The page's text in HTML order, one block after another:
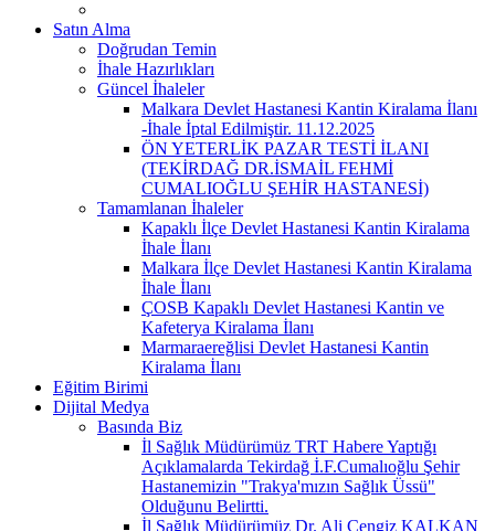
Satın Alma
Doğrudan Temin
İhale Hazırlıkları
Güncel İhaleler
Malkara Devlet Hastanesi Kantin Kiralama İlanı
-İhale İptal Edilmiştir. 11.12.2025
ÖN YETERLİK PAZAR TESTİ İLANI
(TEKİRDAĞ DR.İSMAİL FEHMİ
CUMALIOĞLU ŞEHİR HASTANESİ)
Tamamlanan İhaleler
Kapaklı İlçe Devlet Hastanesi Kantin Kiralama
İhale İlanı
Malkara İlçe Devlet Hastanesi Kantin Kiralama
İhale İlanı
ÇOSB Kapaklı Devlet Hastanesi Kantin ve
Kafeterya Kiralama İlanı
Marmaraereğlisi Devlet Hastanesi Kantin
Kiralama İlanı
Eğitim Birimi
Dijital Medya
Basında Biz
İl Sağlık Müdürümüz TRT Habere Yaptığı
Açıklamalarda Tekirdağ İ.F.Cumalıoğlu Şehir
Hastanemizin "Trakya'mızın Sağlık Üssü"
Olduğunu Belirtti.
İl Sağlık Müdürümüz Dr. Ali Cengiz KALKAN